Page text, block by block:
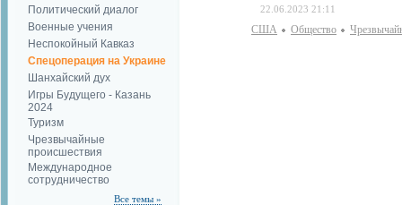
Политический диалог
Военные учения
Неспокойный Кавказ
Спецоперация на Украине
Шанхайский дух
Игры Будущего - Казань
2024
Туризм
Чрезвычайные
происшествия
Международное
сотрудничество
Все темы »
22.06.2023 21:11
США Общество